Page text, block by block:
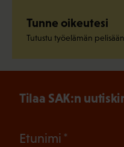
Tunne oikeutesi
Tutustu työelämän
Tilaa SAK:n
Etunimi